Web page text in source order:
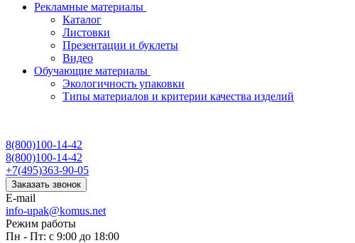
Рекламные материалы
Каталог
Листовки
Презентации и буклеты
Видео
Обучающие материалы
Экологичность упаковки
Типы материалов и критерии качества изделий
8(800)100-14-42
8(800)100-14-42
+7(495)363-90-05
Заказать звонок
E-mail
info-upak@komus.net
Режим работы
Пн - Пт: с 9:00 до 18:00